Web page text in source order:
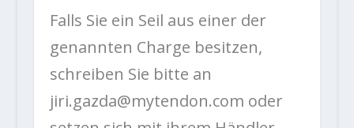
Falls Sie ein Seil aus einer der
genannten Charge besitzen,
schreiben Sie bitte an
jiri.gazda@mytendon.com oder